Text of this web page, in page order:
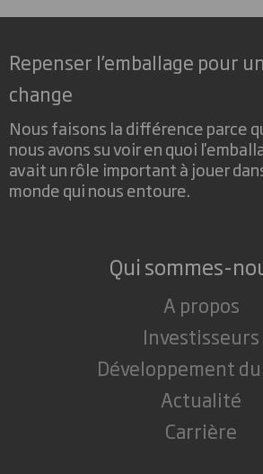
Repenser l’emballage pour
change
Nous faisons la différence parce
nous avons su voir en quoi
avait un rôle important à jouer
monde qui nous entoure.
Qui sommes-
A propos
Investisseurs
Développement
Actualité
Carrière